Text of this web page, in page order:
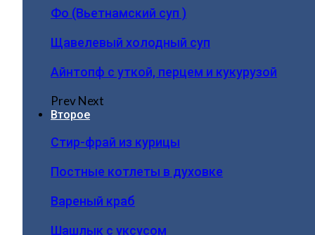
Фо (Вьетнамский суп )
Щавелевый холодный суп
Айнтопф с уткой, перцем и кукурузой
PrevNext
Второе
Стир-фрай из курицы
Постные котлеты в духовке
Вареный краб
Шашлык с уксусом